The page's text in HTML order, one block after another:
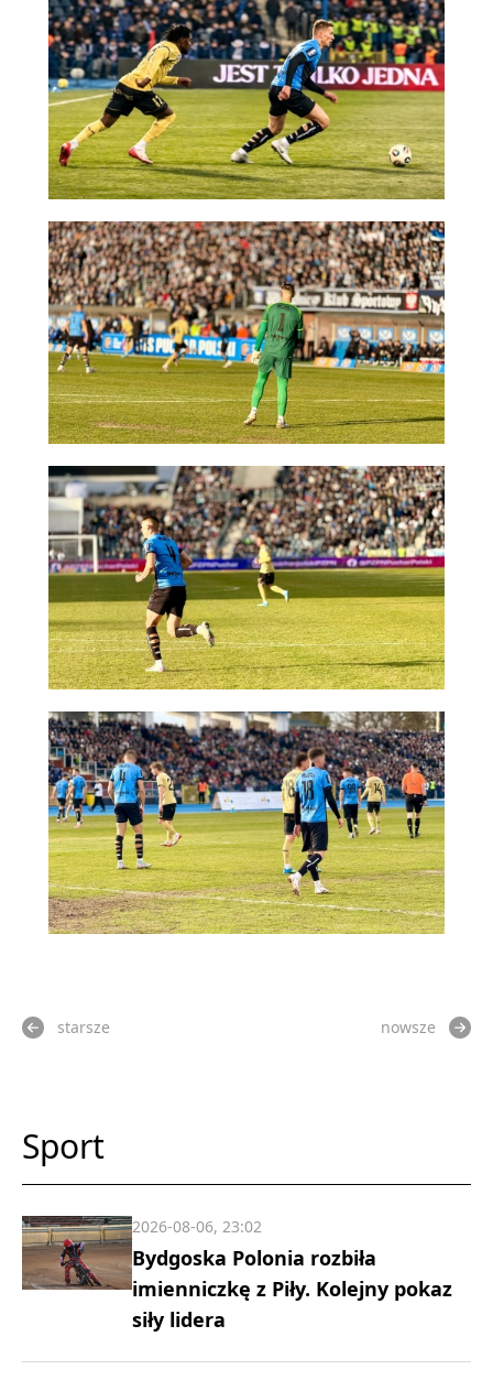
starsze nowsze
Sport
Bydgoska Polonia rozbiła
imienniczkę z Piły. Kolejny pokaz
siły lidera
2026-08-06, 23:02